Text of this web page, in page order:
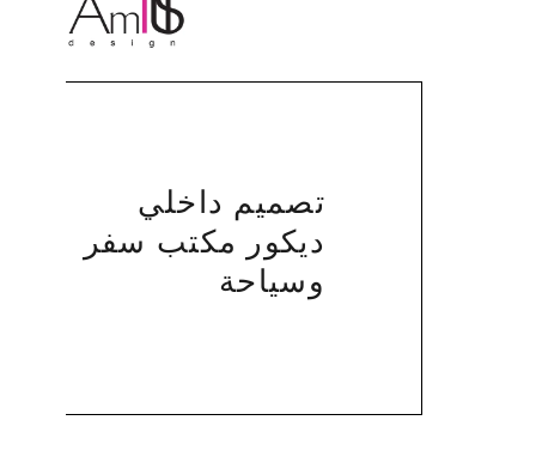
تصميم داخلي
ديكور مكتب سفر
وسياحة